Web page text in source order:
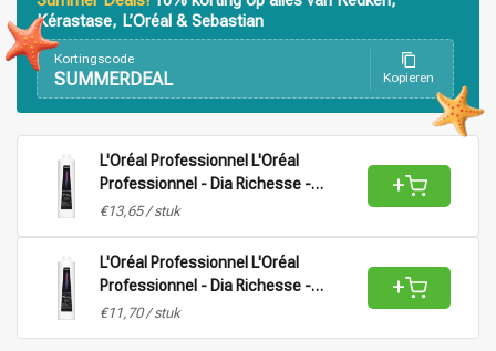
Stylingprodukte Haarfärbung
Kérastase, L’Oréal & Sebastian
Kortingscode
SUMMERDEAL Kopieren
L'Oréal Professionnel L'Oréal
Professionnel - Dia Richesse -
Aktivator Vol 9 (2,7%) |
1L
€13,65 / stuk
+
L'Oréal Professionnel L'Oréal
Professionnel - Dia Richesse -
Aktivator Vol 15 (4,5%) |
€11,70 / stuk
+